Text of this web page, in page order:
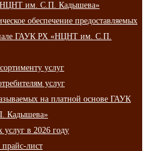
им. С.П. Кадышева»
обеспечение предоставляемых
ГАУК РХ «НЦНТ им. С.П.
услуг
услуг
на платной основе ГАУК
Кадышева»
услуг в 2026 году
лист